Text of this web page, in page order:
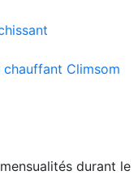
Climsom
durant le